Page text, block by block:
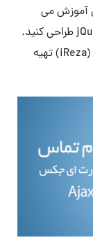
آموزش می
توانید یک فرم تماس را با استفاده از PHP و jQuery طراحی کنید.
این آموزش توسط اعضای گروه پرشین اسکریپت (iReza) تهیه